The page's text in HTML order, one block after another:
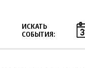
ИСКАТЬ
СОБЫТИЯ: